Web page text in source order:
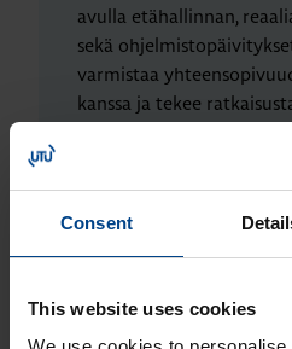
Consent
This website uses cookies
avulla etähallinnan,
sekä
varmistaa
kanssa ja tekee
Laitteen suunnittelussa
kestävyys ja pitkä
vaativissa olosuhteissa ja